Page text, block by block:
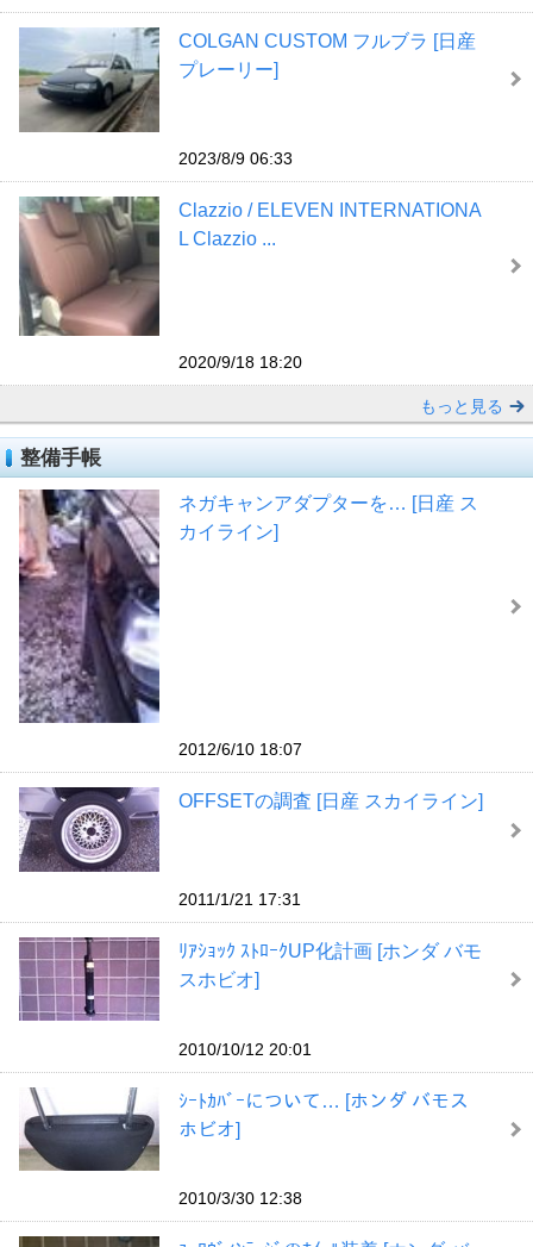
COLGAN CUSTOM フルブラ [日産
プレーリー]
2023/8/9 06:33
Clazzio / ELEVEN INTERNATIONA
L Clazzio ...
2020/9/18 18:20
もっと見る
整備手帳
ネガキャンアダプターを… [日産 ス
カイライン]
2012/6/10 18:07
OFFSETの調査 [日産 スカイライン]
2011/1/21 17:31
ﾘｱｼｮｯｸ ｽﾄﾛｰｸUP化計画 [ホンダ バモ
スホビオ]
2010/10/12 20:01
ｼｰﾄｶﾊﾞｰについて… [ホンダ バモス
ホビオ]
2010/3/30 12:38